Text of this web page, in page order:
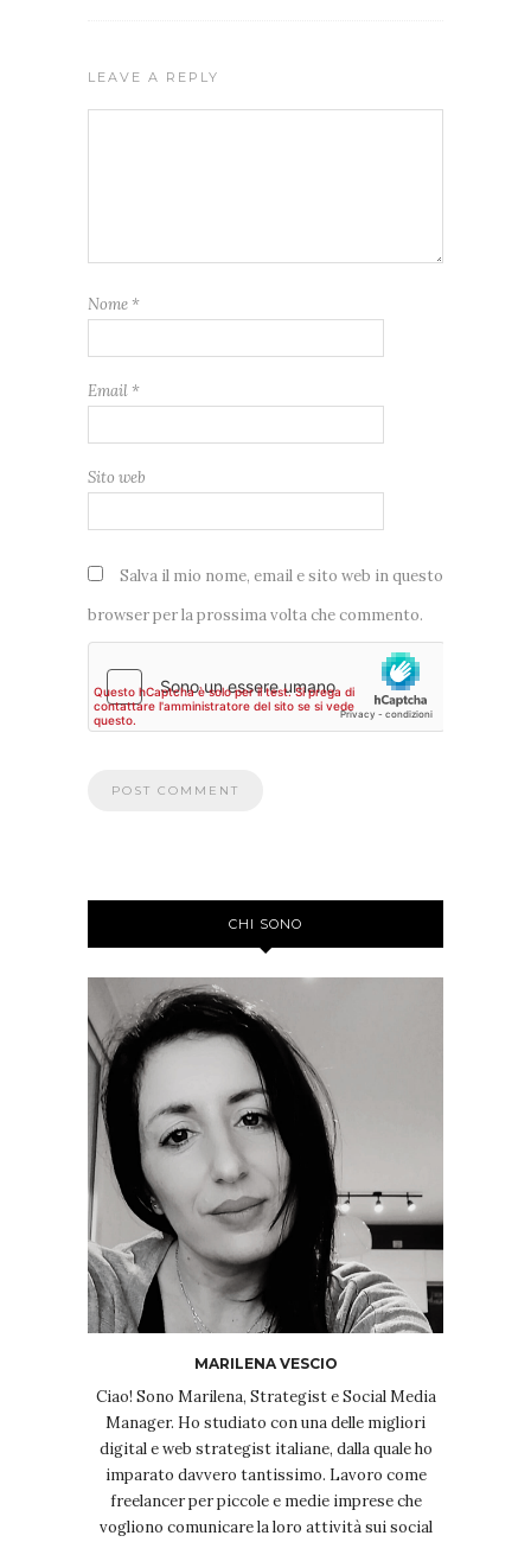
LEAVE A REPLY
Nome *
Email *
Sito web
Salva il mio nome, email e sito web in questo
browser per la prossima volta che commento.
CHI SONO
MARILENA VESCIO
Ciao! Sono Marilena, Strategist e Social Media
Manager. Ho studiato con una delle migliori
digital e web strategist italiane, dalla quale ho
imparato davvero tantissimo. Lavoro come
freelancer per piccole e medie imprese che
vogliono comunicare la loro attività sui social